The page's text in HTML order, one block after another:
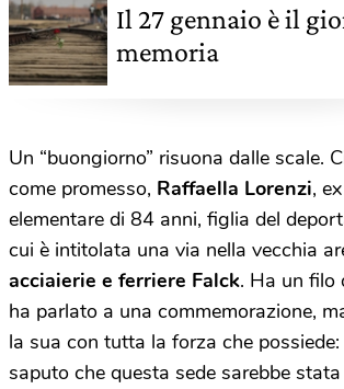
Il 27 gennaio è il
memoria
Un “buongiorno” risuona dalle scale.
come promesso, Raffaella Lorenzi,
elementare di 84 anni, figlia del
cui è intitolata una via nella vecchia
acciaierie e ferriere Falck. Ha un filo
ha parlato a una commemorazione,
la sua con tutta la forza che
saputo che questa sede sarebbe